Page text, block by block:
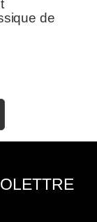
de